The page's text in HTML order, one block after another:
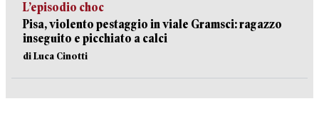
L’episodio choc
Pisa, violento pestaggio in viale Gramsci: ragazzo
inseguito e picchiato a calci
di Luca Cinotti